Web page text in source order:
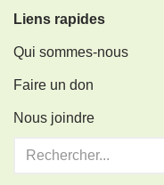
Liens rapides
Qui sommes-nous
Faire un don
Nous joindre